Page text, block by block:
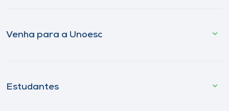
Venha para a Unoesc
Estudantes